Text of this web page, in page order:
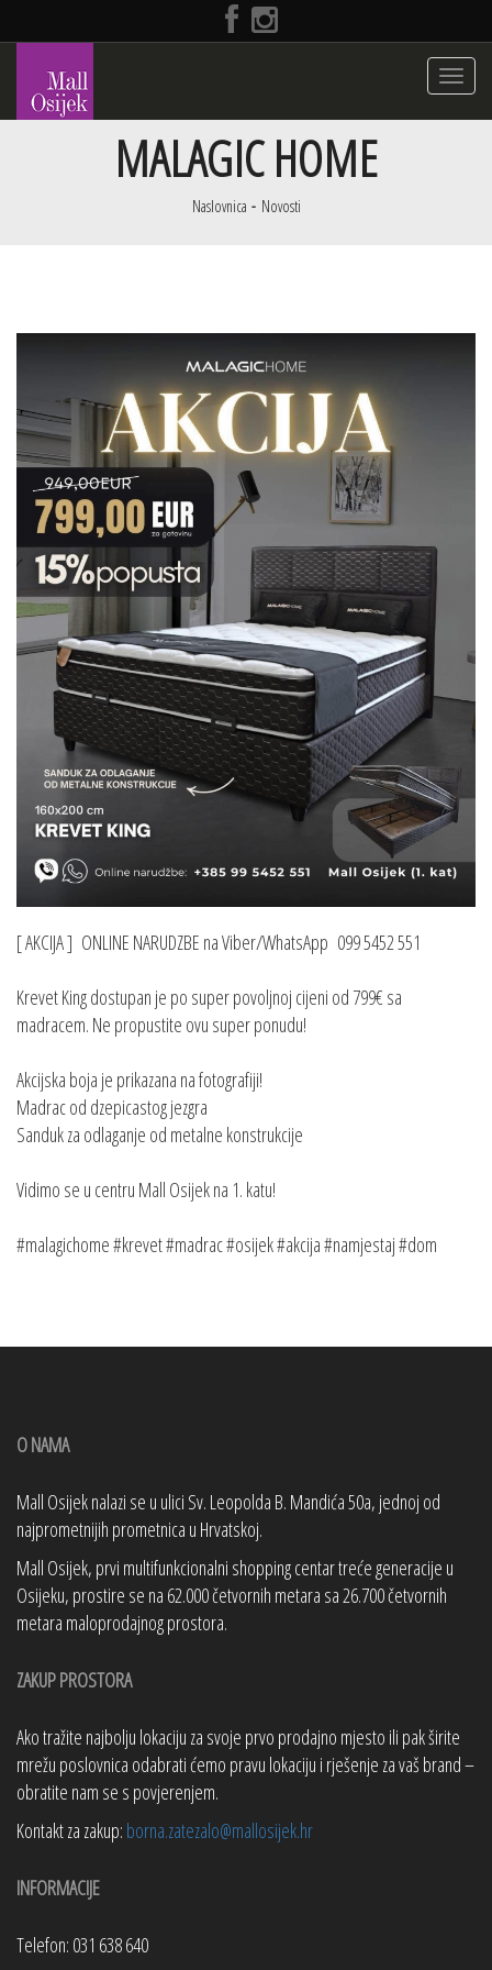
Toggle
MALAGIC HOME
Naslovnica Novosti
[ AKCIJA ] ONLINE NARUDZBE na Viber/WhatsApp 099 5452 551
Krevet King dostupan je po super povoljnoj cijeni od 799€ sa
madracem. Ne propustite ovu super ponudu!
Akcijska boja je prikazana na fotografiji!
Madrac od dzepicastog jezgra
Sanduk za odlaganje od metalne konstrukcije
Vidimo se u centru Mall Osijek na 1. katu!
#malagichome #krevet #madrac #osijek #akcija #namjestaj #dom
O NAMA
Mall Osijek nalazi se u ulici Sv. Leopolda B. Mandića 50a, jednoj od
najprometnijih prometnica u Hrvatskoj.
Mall Osijek, prvi multifunkcionalni shopping centar treće generacije u
Osijeku, prostire se na 62.000 četvornih metara sa 26.700 četvornih
metara maloprodajnog prostora.
ZAKUP PROSTORA
Ako tražite najbolju lokaciju za svoje prvo prodajno mjesto ili pak širite
mrežu poslovnica odabrati ćemo pravu lokaciju i rješenje za vaš brand –
obratite nam se s povjerenjem.
Kontakt za zakup: borna.zatezalo@mallosijek.hr
INFORMACIJE
Telefon: 031 638 640